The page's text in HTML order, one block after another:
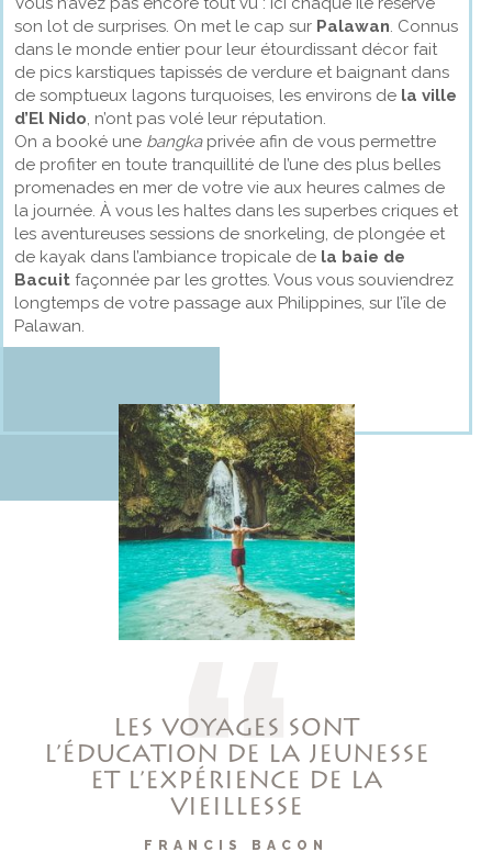
son lot de surprises. On met le cap sur Palawan. Connus
dans le monde entier pour leur étourdissant décor fait
de pics karstiques tapissés de verdure et baignant dans
de somptueux lagons turquoises, les environs de la ville
d’El Nido, n’ont pas volé leur réputation.
On a booké une bangkaprivée afin de vous permettre
de profiter en toute tranquillité de l’une des plus belles
promenades en mer de votre vie aux heures calmes de
la journée. À vous les haltes dans les superbes criques et
les aventureuses sessions de snorkeling, de plongée et
de kayak dans l’ambiance tropicale de la baie de
Bacuit façonnée par les grottes. Vous vous souviendrez
longtemps de votre passage aux Philippines, sur l’île de
Palawan.
LES VOYAGES SONT
L’ÉDUCATION DE LA JEUNESSE
ET L’EXPÉRIENCE DE LA
VIEILLESSE
FRANCIS BACON